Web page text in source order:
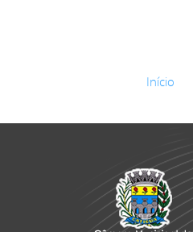
Início